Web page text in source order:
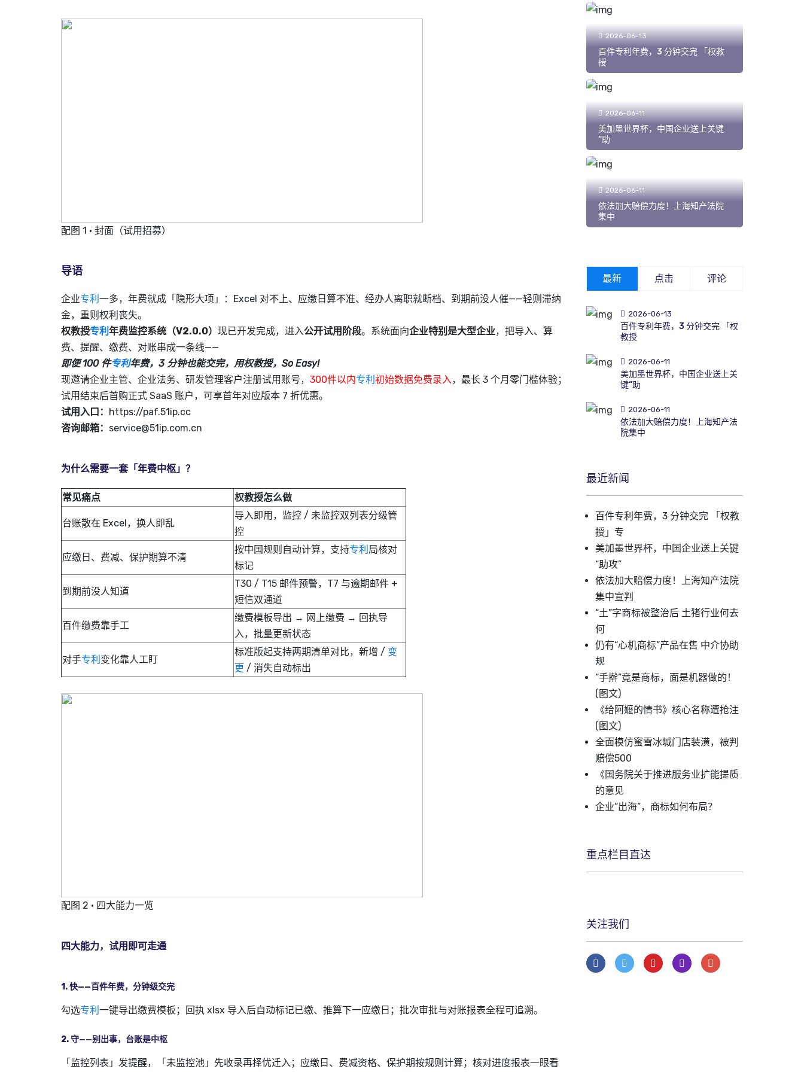
配图 1 · 封面（试用招募）
导语
企业专利 一多，年费就成「隐形大项」：Excel 对不上、应缴日算不准、经办人离职就断档、到期前没人催——轻则滞纳
金，重则权利丧失。
权教授专利 年费监控系统（V2.0.0） 现已开发完成，进入公开试用阶段。系统面向企业特别是大型企业，把导入、算
费、提醒、缴费、对账串成一条线——
即便 100 件专利年费，3 分钟也能交完，用权教授，So Easy!
现邀请企业主管、企业法务、研发管理客户注册试用账号， 300件以内专利 初始数据免费录入，最长 3 个月零门槛体验；
试用结束后首购正式 SaaS 账户，可享首年对应版本 7 折优惠。
试用入口：
https://paf.51ip.cc
咨询邮箱： service@51ip.com.cn
为什么需要一套「年费中枢」？
常见痛点 权教授怎么做
台账散在 Excel，换人即乱
导入即用，监控 / 未监控双列表分级管
控
应缴日、费减、保护期算不清
按中国规则自动计算，支持专利 局核对
标记
到期前没人知道
T30 / T15 邮件预警，T7 与逾期邮件 +
短信双通道
百件缴费靠手工
缴费模板导出 → 网上缴费 → 回执导
入，批量更新状态
对手专利 变化靠人工盯
标准版起支持两期清单对比，新增 / 变
更 / 消失自动标出
配图 2 · 四大能力一览
四大能力，试用即可走通
1. 快——百件年费，分钟级交完
勾选专利 一键导出缴费模板；回执 xlsx 导入后自动标记已缴、推算下一应缴日；批次审批与对账报表全程可追溯。
2. 守——别出事，台账是中枢
「监控列表」发提醒，「未监控池」先收录再择优迁入；应缴日、费减资格、保护期按规则计算；核对进度报表一眼看
2026-06-13
百件专利年费，3 分钟交完 「权教
授
2026-06-11
美加墨世界杯，中国企业送上关键
“助
2026-06-11
依法加大赔偿力度！上海知产法院
集中
最新 点击 评论
2026-06-13
百件专利年费，3 分钟交完 「权
教授
2026-06-11
美加墨世界杯，中国企业送上关
键“助
2026-06-11
依法加大赔偿力度！上海知产法
院集中
最近新闻
百件专利年费，3 分钟交完 「权教
授」专
美加墨世界杯，中国企业送上关键
“助攻”
依法加大赔偿力度！上海知产法院
集中宣判
“土”字商标被整治后 土猪行业何去
何
仍有“心机商标”产品在售 中介协助
规
“手擀”竟是商标，面是机器做的！
(图文)
《给阿嬷的情书》核心名称遭抢注
(图文)
全面模仿蜜雪冰城门店装潢，被判
赔偿500
《国务院关于推进服务业扩能提质
的意见
企业“出海”，商标如何布局？
重点栏目直达
关注我们